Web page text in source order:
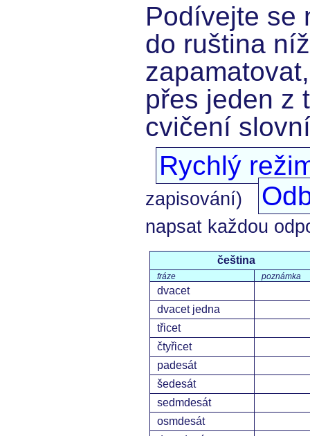
Podívejte se
do ruština
přes jeden z
cvičení
Rychlý
zapisování)
napsat každou
čeština
fráze poznámka
dvacet
dvacet jedna
třicet
čtyřicet
padesát
šedesát
sedmdesát
osmdesát